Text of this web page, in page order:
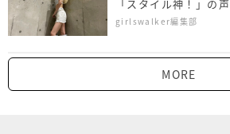
「スタイル神！」の声
girlswalker編集部
MORE